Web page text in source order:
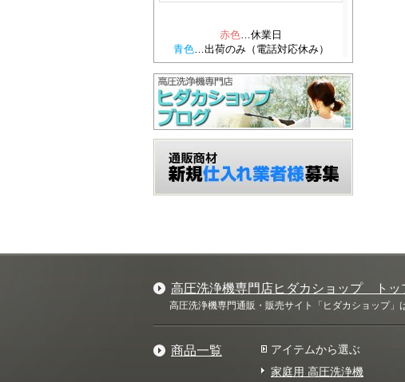
高圧洗浄機専門店ヒダカショップ トッ
高圧洗浄機専門通販・販売サイト「ヒダカショップ」
商品一覧
アイテムから選ぶ
家庭用 高圧洗浄機